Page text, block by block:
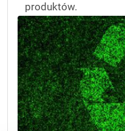
produktów.